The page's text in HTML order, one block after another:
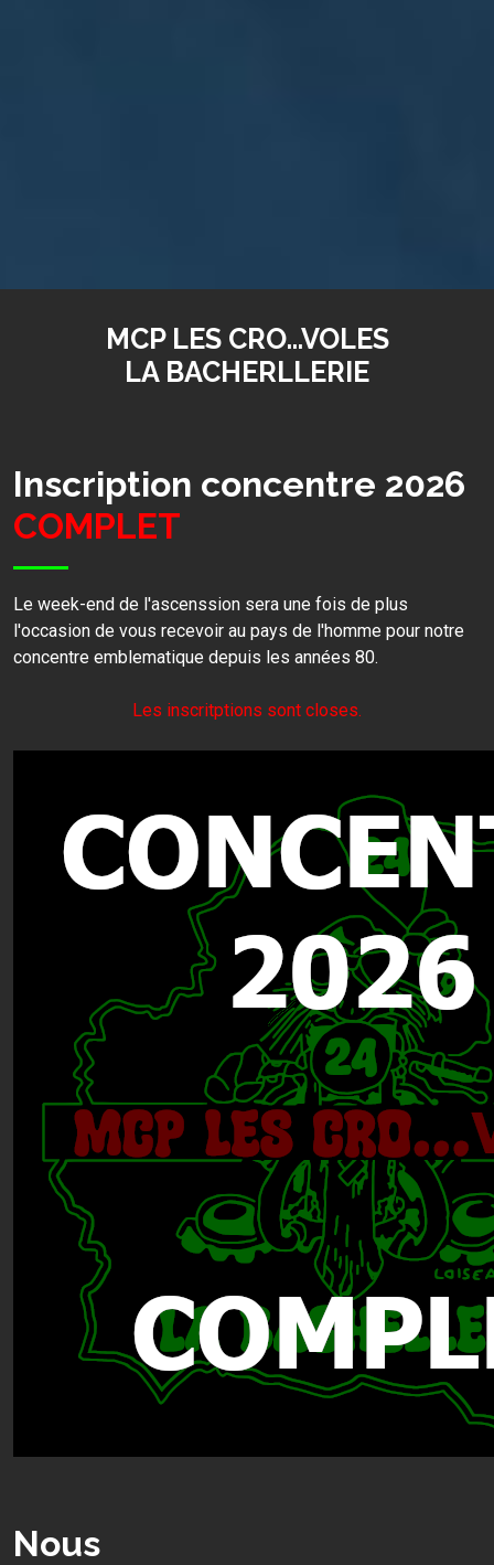
MCP LES CRO...VOLES
LA BACHERLLERIE
Inscription concentre 2026
COMPLET
Le week-end de l'ascenssion sera une fois de plus
l'occasion de vous recevoir au pays de l'homme pour notre
concentre emblematique depuis les années 80.
Les inscritptions sont closes.
Nous